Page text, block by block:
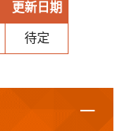
更新日期
待定